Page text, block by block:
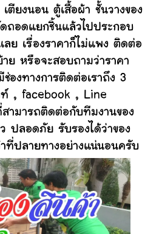
ตียงนอน ตู้เสื้อผ้า ชั้นวางของ
ถอดแยกชิ้นแล้วไปประกอบ
ลย เรื่องราคาก็ไม่แพง ติดต่อ
าย หรือจะสอบถามว่าราคา
ช่องทางการติดต่อเราถึง 3
ท์ , facebook , Line
ามารถติดต่อกับทีมงานของ
ปลอดภัย รับรองได้ว่าของ
ที่ปลายทางอย่างแน่นอนครับ